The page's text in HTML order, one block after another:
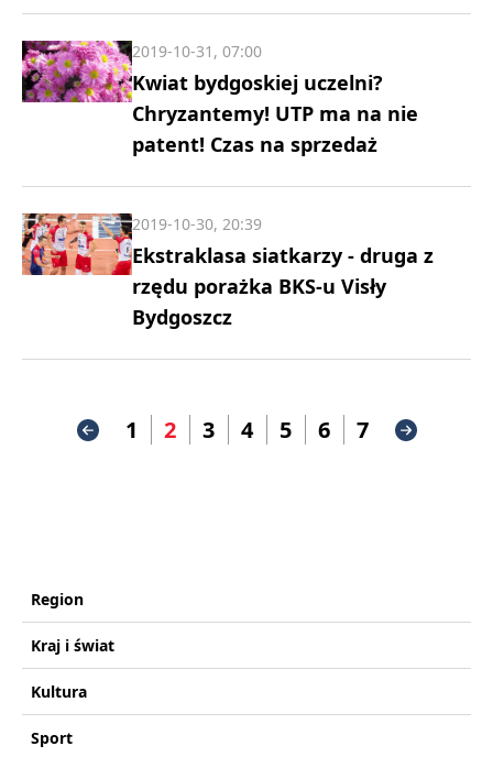
Kwiat bydgoskiej uczelni?
Chryzantemy! UTP ma na nie
patent! Czas na sprzedaż
2019-10-31, 07:00
Ekstraklasa siatkarzy - druga z
rzędu porażka BKS-u Visły
Bydgoszcz
2019-10-30, 20:39
1 2 3 4 5 6 7
Region
Kraj i świat
Kultura
Sport